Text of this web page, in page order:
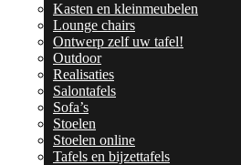
Kasten en kleinmeubelen
Lounge chairs
Ontwerp zelf uw tafel!
Outdoor
Realisaties
Salontafels
Sofa’s
Stoelen
Stoelen online
Tafels en bijzettafels